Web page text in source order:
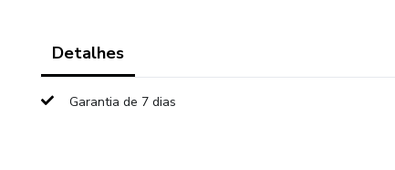
Detalhes
Garantia de 7 dias